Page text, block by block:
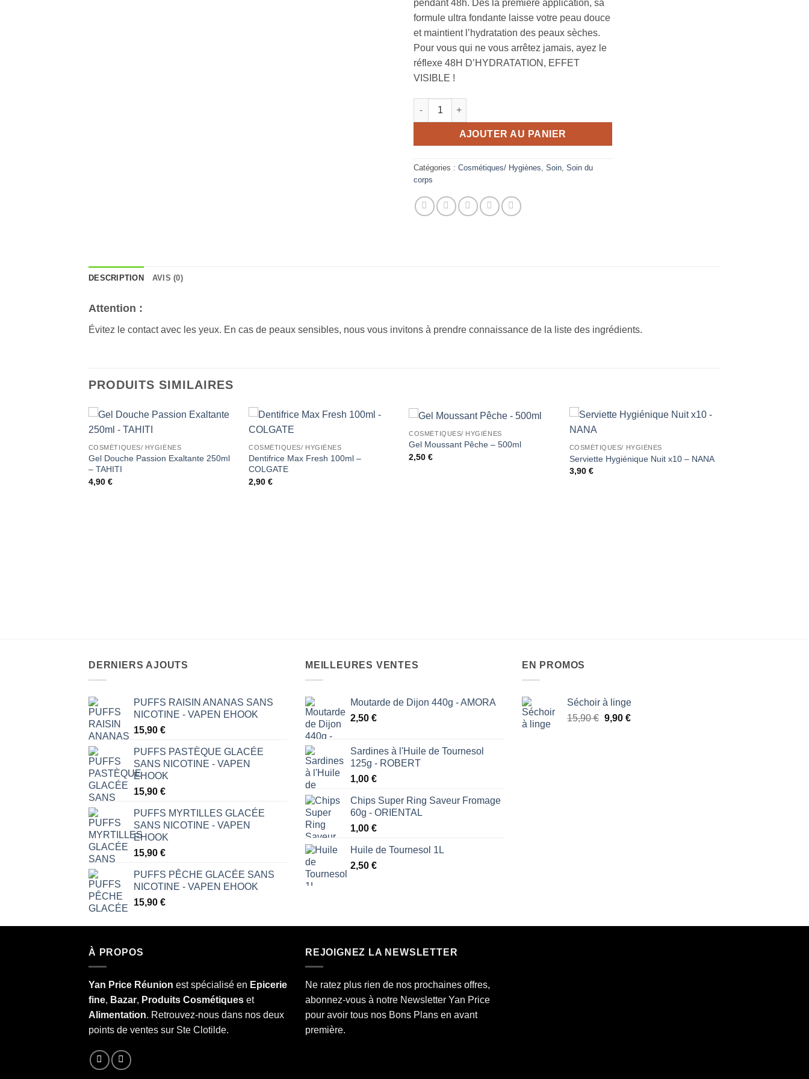
pendant 48h. Dès la première application, sa
formule ultra fondante laisse votre peau douce
et maintient l’hydratation des peaux sèches.
Pour vous qui ne vous arrêtez jamais, ayez le
réflexe 48H D’HYDRATATION, EFFET
VISIBLE !
quantité de Lait Corps Hydratant Douceur Peaux Sèches 250ml - NIVEA
AJOUTER AU PANIER
Catégories : Cosmétiques/ Hygiènes Soin Soin du
corps
DESCRIPTION AVIS (0)
Attention :
Évitez le contact avec les yeux. En cas de peaux sensibles, nous vous invitons à prendre connaissance de la liste des ingrédients.
PRODUITS SIMILAIRES
de
COSMÉTIQUES/ HYGIÈNES
Gel Douche Passion Exaltante 250ml
– TAHITI
4,90 €
COSMÉTIQUES/ HYGIÈNES
Dentifrice Max Fresh 100ml –
COLGATE
2,90€
à la liste
COSMÉTIQUES/ HYGIÈNES
Gel Moussant Pêche – 500ml
2,50€
de
COSMÉTIQUES/ HYGIÈNES
Serviette Hygiénique Nuit x10 – NANA
3,90 €
DERNIERS AJOUTS
PUFFS RAISIN ANANAS SANS
NICOTINE - VAPEN EHOOK
15,90 €
PUFFS PASTÈQUE GLACÉE
SANS NICOTINE - VAPEN
EHOOK
15,90 €
PUFFS MYRTILLES GLACÉE
SANS NICOTINE - VAPEN
EHOOK
15,90 €
PUFFS PÊCHE GLACÉE SANS
NICOTINE - VAPEN EHOOK
15,90 €
MEILLEURES VENTES
Moutarde de Dijon 440g - AMORA
2,50 €
Sardines à l'Huile de Tournesol
125g - ROBERT
1,00 €
Chips Super Ring Saveur Fromage
60g - ORIENTAL
1,00 €
Huile de Tournesol 1L
2,50 €
EN PROMOS
Séchoir à linge
15,90€ Le
9,90 €Le
À PROPOS
Yan Price Réunion est spécialisé en Epicerie
fine, Bazar, Produits Cosmétiques et
Alimentation. Retrouvez-nous dans nos deux
points de ventes sur Ste Clotilde.
REJOIGNEZ LA NEWSLETTER
Ne ratez plus rien de nos prochaines offres,
abonnez-vous à notre Newsletter Yan Price
pour avoir tous nos Bons Plans en avant
première.